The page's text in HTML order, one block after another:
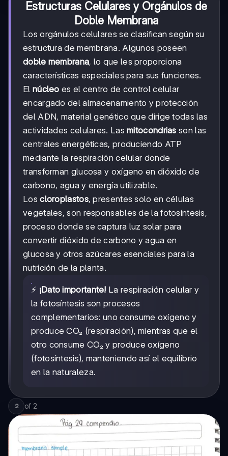
Estructuras Celulares y Orgánulos de
Doble Membrana
Los orgánulos celulares se clasifican según su
estructura de membrana. Algunos poseen
doble membrana, lo que les proporciona
características especiales para sus funciones.
El núcleo es el centro de control celular
encargado del almacenamiento y protección
del ADN, material genético que dirige todas las
actividades celulares. Lasmitocondrias son las
centrales energéticas, produciendo ATP
mediante la respiración celular donde
transforman glucosa y oxígeno en dióxido de
carbono, agua y energía utilizable.
Loscloroplastos, presentes solo en células
vegetales, son responsables de la fotosíntesis,
proceso donde se captura luz solar para
convertir dióxido de carbono y agua en
glucosa y otros azúcares esenciales para la
nutrición de la planta.
⚡ ¡Dato importante! La respiración celular y
la fotosíntesis son procesos
complementarios: uno consume oxígeno y
produce CO₂ (respiración), mientras que el
otro consume CO₂ y produce oxígeno
(fotosíntesis), manteniendo así el equilibrio
en la naturaleza.
2 of 2